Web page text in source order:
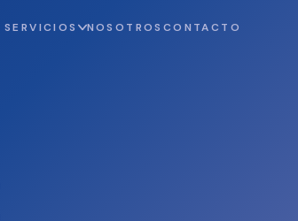
SERVICIOS NOSOTROS CONTACTO